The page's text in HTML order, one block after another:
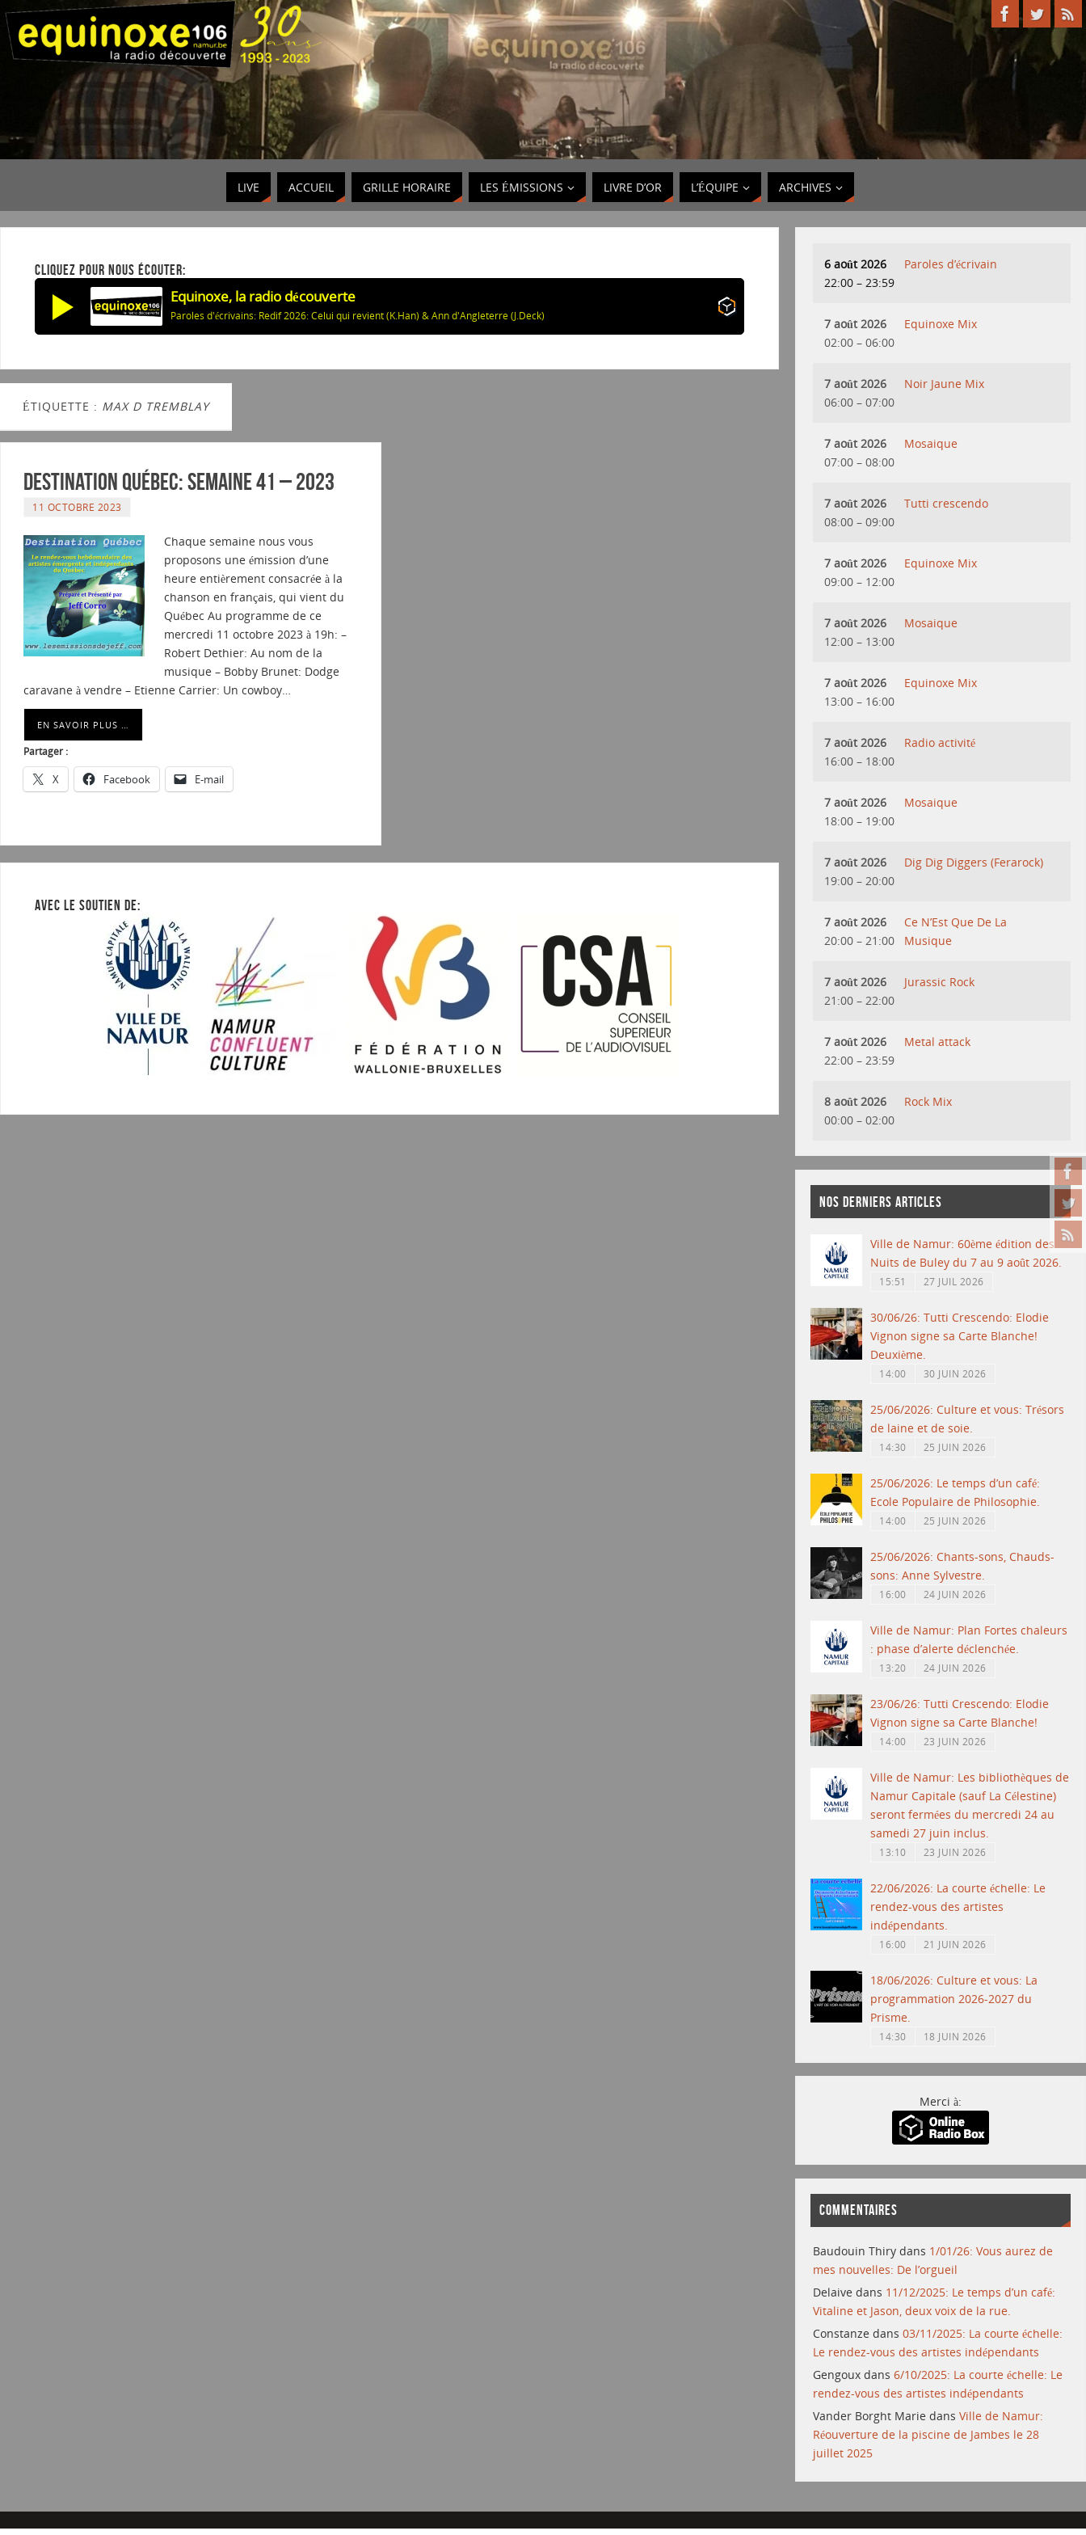
LIVE ACCUEIL GRILLE HORAIRE LES ÉMISSIONS LIVRE D’OR L’ÉQUIPE ARCHIVES
CLIQUEZ POUR NOUS ÉCOUTER:
Equinoxe, la radio découverte
Paroles d'écrivains: Redif 2026: Celui qui revient (K.Han) & Ann d'Angleterre (J.Deck)
ÉTIQUETTE : MAX D TREMBLAY
Destination Québec: Semaine 41 – 2023
11 OCTOBRE 2023
Chaque semaine nous vous
proposons une émission d’une
heure entièrement consacrée à la
chanson en français, qui vient du
Québec Au programme de ce
mercredi 11 octobre 2023 à 19h: –
Robert Dethier: Au nom de la
musique – Bobby Brunet: Dodge
caravane à vendre – Etienne Carrier: Un cowboy…
EN SAVOIR PLUS …
Partager :
X Facebook E-mail
AVEC LE SOUTIEN DE:
6 août 2026
22:00 – 23:59
Paroles d’écrivain
7 août 2026
02:00 – 06:00
Equinoxe Mix
7 août 2026
06:00 – 07:00
Noir Jaune Mix
7 août 2026
07:00 – 08:00
Mosaique
7 août 2026
08:00 – 09:00
Tutti crescendo
7 août 2026
09:00 – 12:00
Equinoxe Mix
7 août 2026
12:00 – 13:00
Mosaique
7 août 2026
13:00 – 16:00
Equinoxe Mix
7 août 2026
16:00 – 18:00
Radio activité
7 août 2026
18:00 – 19:00
Mosaique
7 août 2026
19:00 – 20:00
Dig Dig Diggers (Ferarock)
7 août 2026
20:00 – 21:00
Ce N’Est Que De La
Musique
7 août 2026
21:00 – 22:00
Jurassic Rock
7 août 2026
22:00 – 23:59
Metal attack
8 août 2026
00:00 – 02:00
Rock Mix
NOS DERNIERS ARTICLES
Ville de Namur: 60ème édition des
Nuits de Buley du 7 au 9 août 2026.
15:51 27 JUIL 2026
30/06/26: Tutti Crescendo: Elodie
Vignon signe sa Carte Blanche!
Deuxième.
14:00 30 JUIN 2026
25/06/2026: Culture et vous: Trésors
de laine et de soie.
14:30 25 JUIN 2026
25/06/2026: Le temps d’un café:
Ecole Populaire de Philosophie.
14:00 25 JUIN 2026
25/06/2026: Chants-sons, Chauds-
sons: Anne Sylvestre.
16:00 24 JUIN 2026
Ville de Namur: Plan Fortes chaleurs
: phase d’alerte déclenchée.
13:20 24 JUIN 2026
23/06/26: Tutti Crescendo: Elodie
Vignon signe sa Carte Blanche!
14:00 23 JUIN 2026
Ville de Namur: Les bibliothèques de
Namur Capitale (sauf La Célestine)
seront fermées du mercredi 24 au
samedi 27 juin inclus.
13:10 23 JUIN 2026
22/06/2026: La courte échelle: Le
rendez-vous des artistes
indépendants.
16:00 21 JUIN 2026
18/06/2026: Culture et vous: La
programmation 2026-2027 du
Prisme.
14:30 18 JUIN 2026
Merci à:
COMMENTAIRES
Baudouin Thiry dans 1/01/26: Vous aurez de
mes nouvelles: De l’orgueil
Delaive dans 11/12/2025: Le temps d’un café:
Vitaline et Jason, deux voix de la rue.
Constanze dans03/11/2025: La courte échelle:
Le rendez-vous des artistes indépendants
Gengoux dans6/10/2025: La courte échelle: Le
rendez-vous des artistes indépendants
Vander Borght Marie dansVille de Namur:
Réouverture de la piscine de Jambes le 28
juillet 2025